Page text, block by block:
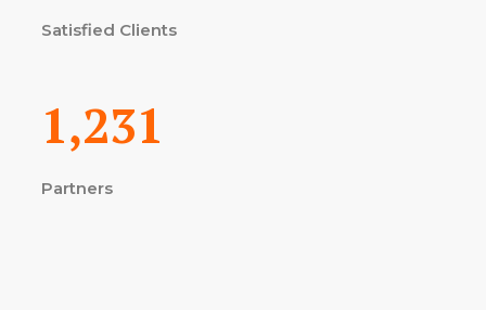
Satisfied Clients
1,231
Partners